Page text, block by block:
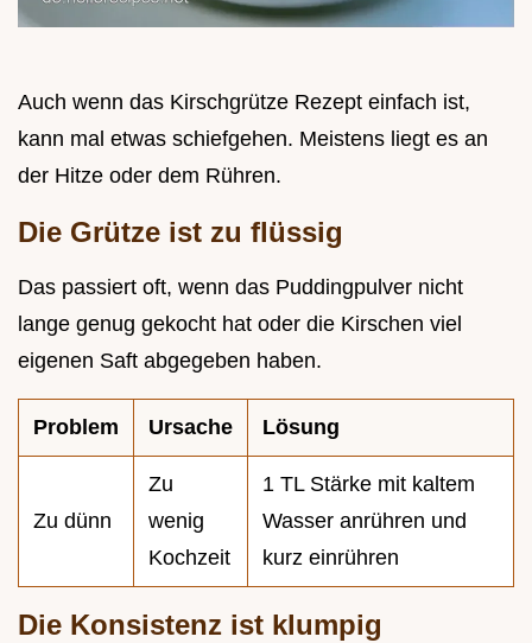
Auch wenn das Kirschgrütze Rezept einfach ist,
kann mal etwas schiefgehen. Meistens liegt es an
der Hitze oder dem Rühren.
Die Grütze ist zu flüssig
Das passiert oft, wenn das Puddingpulver nicht
lange genug gekocht hat oder die Kirschen viel
eigenen Saft abgegeben haben.
Problem Ursache Lösung
Zu dünn
Zu
wenig
Kochzeit
1 TL Stärke mit kaltem
Wasser anrühren und
kurz einrühren
Die Konsistenz ist klumpig